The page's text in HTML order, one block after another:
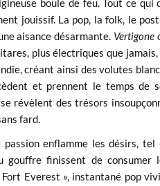
boule de feu. Tout ce qui
jouissif. La pop, la folk, le
aisance désarmante. Vertigone
plus électriques que jamais,
créant ainsi des volutes
et prennent le temps de
révèlent des trésors
fard.
enflamme les désirs,
finissent de consumer
Everest », instantané pop